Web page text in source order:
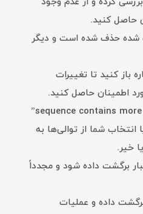
حاصل کنید.
شده حذف شده است و دیگر
باز کنید تا تغییرات
اطمینان حاصل کنید.
انتخاب شما از توالی‌ها به
خیر.
برگشت داده شود و مجدداً
داده و عملیات